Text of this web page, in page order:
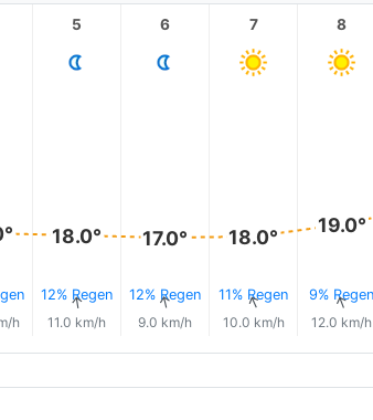
h
5
18.0°
12% Regen
↑
11.0 km/h
6
17.0°
12% Regen
↑
9.0 km/h
7
18.0°
11% Regen
↑
10.0 km/h
8
19.0°
9% Regen
↑
12.0 km/h